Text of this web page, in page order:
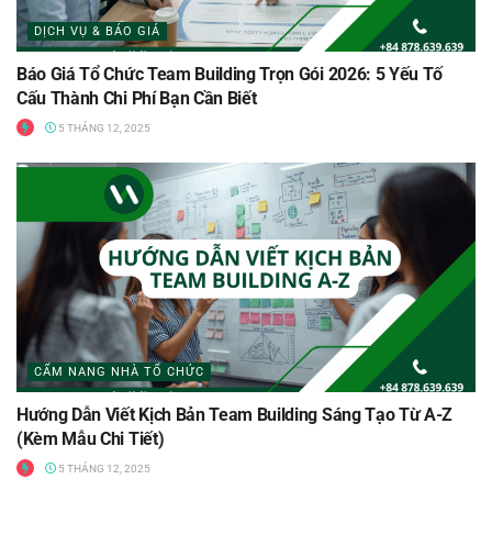
DỊCH VỤ & BÁO GIÁ
Báo Giá Tổ Chức Team Building Trọn Gói 2026: 5 Yếu Tố
Cấu Thành Chi Phí Bạn Cần Biết
5 THÁNG 12, 2025
CẨM NANG NHÀ TỔ CHỨC
Hướng Dẫn Viết Kịch Bản Team Building Sáng Tạo Từ A-Z
(Kèm Mẫu Chi Tiết)
5 THÁNG 12, 2025